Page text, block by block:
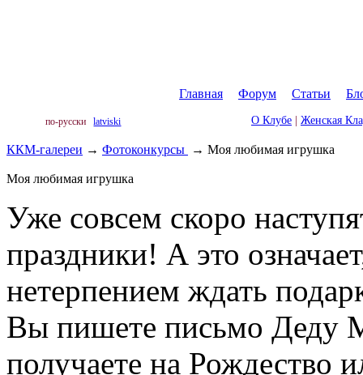
Главная Форум Статьи
по-русски latviski О Клубе Женская
ККМ-галереи → Фотоконкурсы → Моя любимая игрушка
Моя любимая игрушка
Уже совсем скоро
праздники! А это
нетерпением ждать
Вы пишете письмо Деду
получаете на Рождество